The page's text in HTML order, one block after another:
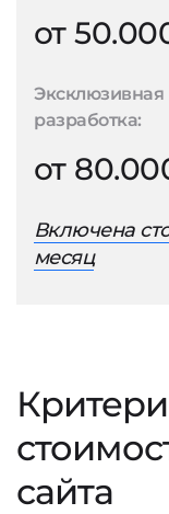
от
Эксклюзивная
разработка:
от
Включена
месяц
сайта